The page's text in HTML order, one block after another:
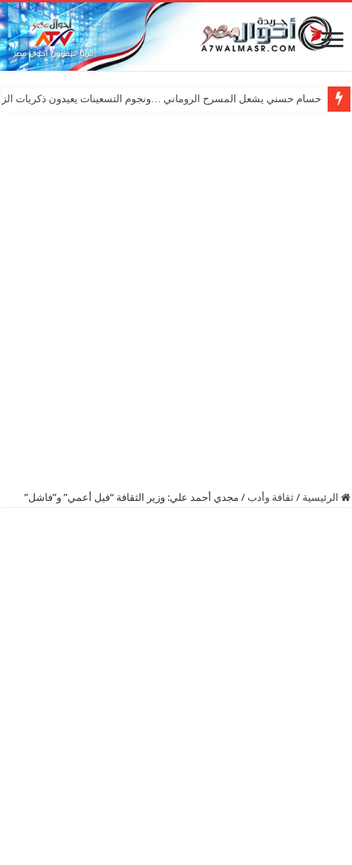
حسام حسني يشعل المسرح الروماني …ونجوم التسعينات يعيدون ذكريات
الرئيسية / ثقافة وأدب / مجدي أحمد علي: وزير الثقافة “فيل أعمي” و”فاشل”